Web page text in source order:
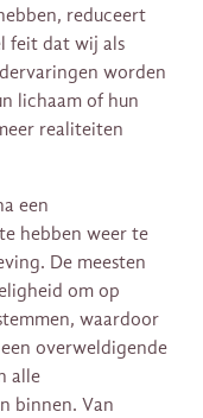
reduceert
feit dat wij als
worden
lichaam of hun
realiteiten
een
hebben weer te
De meesten
om op
waardoor
overweldigende
alle
binnen. Van